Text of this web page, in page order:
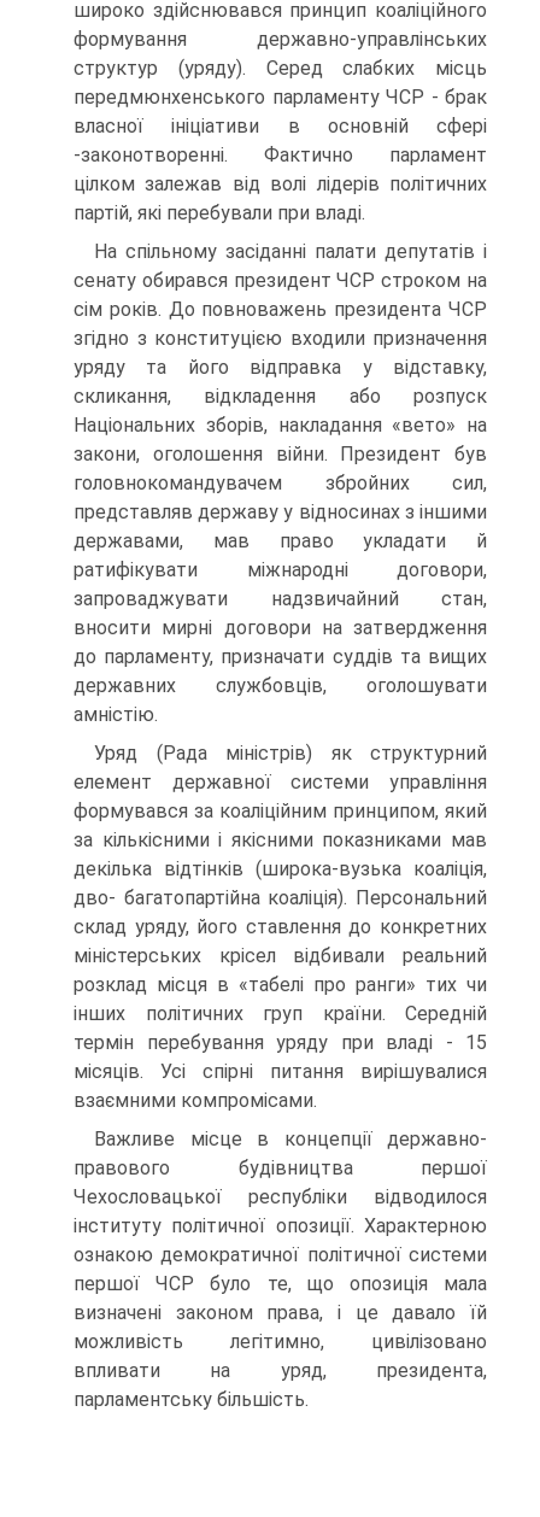
широко здійснювався принцип коаліційного
формування державно-управлінських
структур (уряду). Серед слабких місць
передмюнхенського парламенту ЧСР - брак
власної ініціативи в основній сфері
-законотворенні. Фактично парламент
цілком залежав від волі лідерів політичних
партій, які перебували при владі.
На спільному засіданні палати депутатів і
сенату обирався президент ЧСР строком на
сім років. До повноважень президента ЧСР
згідно з конституцією входили призначення
уряду та його відправка у відставку,
скликання, відкладення або розпуск
Національних зборів, накладання «вето» на
закони, оголошення війни. Президент був
головнокомандувачем збройних сил,
представляв державу у відносинах з іншими
державами, мав право укладати й
ратифікувати міжнародні договори,
запроваджувати надзвичайний стан,
вносити мирні договори на затвердження
до парламенту, призначати суддів та вищих
державних службовців, оголошувати
амністію.
Уряд (Рада міністрів) як структурний
елемент державної системи управління
формувався за коаліційним принципом, який
за кількісними і якісними показниками мав
декілька відтінків (широка-вузька коаліція,
дво- багатопартійна коаліція). Персональний
склад уряду, його ставлення до конкретних
міністерських крісел відбивали реальний
розклад місця в «табелі про ранги» тих чи
інших політичних груп країни. Середній
термін перебування уряду при владі - 15
місяців. Усі спірні питання вирішувалися
взаємними компромісами.
Важливе місце в концепції державно-
правового будівництва першої
Чехословацької республіки відводилося
інституту політичної опозиції. Характерною
ознакою демократичної політичної системи
першої ЧСР було те, що опозиція мала
визначені законом права, і це давало їй
можливість легітимно, цивілізовано
впливати на уряд, президента,
парламентську більшість.